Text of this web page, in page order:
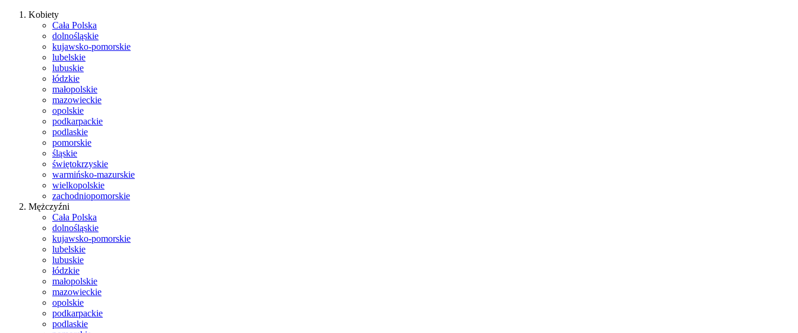
Kobiety
Cała Polska
dolnośląskie
kujawsko-pomorskie
lubelskie
lubuskie
łódzkie
małopolskie
mazowieckie
opolskie
podkarpackie
podlaskie
pomorskie
śląskie
świętokrzyskie
warmińsko-mazurskie
wielkopolskie
zachodniopomorskie
Mężczyźni
Cała Polska
dolnośląskie
kujawsko-pomorskie
lubelskie
lubuskie
łódzkie
małopolskie
mazowieckie
opolskie
podkarpackie
podlaskie